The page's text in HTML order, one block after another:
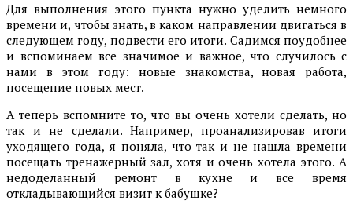
Для выполнения этого пункта нужно уделить немного
времени и, чтобы знать, в каком направлении двигаться в
следующем году, подвести его итоги. Садимся поудобнее
и вспоминаем все значимое и важное, что случилось с
нами в этом году: новые знакомства, новая работа,
посещение новых мест.
А теперь вспомните то, что вы очень хотели сделать, но
так и не сделали. Например, проанализировав итоги
уходящего года, я поняла, что так и не нашла времени
посещать тренажерный зал, хотя и очень хотела этого. А
недоделанный ремонт в кухне и все время
откладывающийся визит к бабушке?